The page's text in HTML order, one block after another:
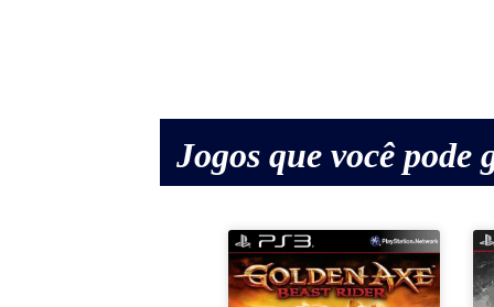
Jogos que você pode